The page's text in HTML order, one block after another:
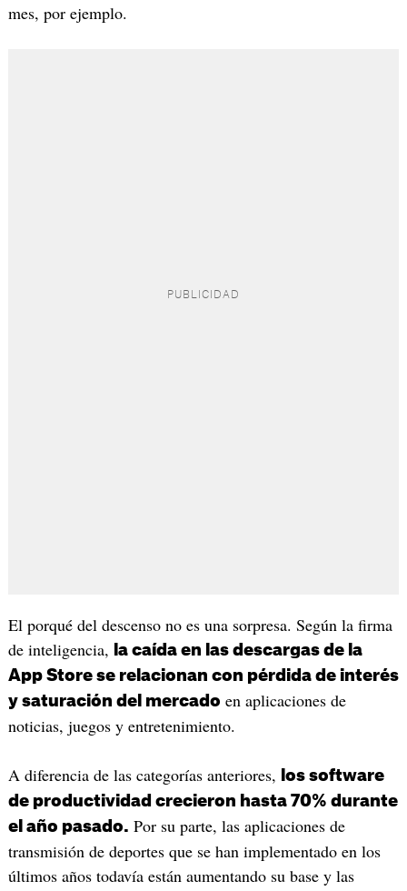
mes, por ejemplo.
El porqué del descenso no es una sorpresa. Según la firma
de inteligencia,
la caída en las descargas de la
App Store se relacionan con pérdida de interés
y saturación del mercado en aplicaciones de
noticias, juegos y entretenimiento.
A diferencia de las categorías anteriores,
los software
de productividad crecieron hasta 70% durante
el año pasado. Por su parte, las aplicaciones de
transmisión de deportes que se han implementado en los
últimos años todavía están aumentando su base y las